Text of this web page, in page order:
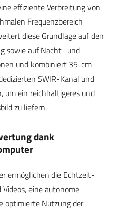
effiziente Verbreitung von
Frequenzbereich
diese Grundlage auf den
sowie auf Nacht- und
und kombiniert 35-cm-
SWIR-Kanal und
um ein reichhaltigeres und
zu liefern.
dank
ermöglichen die Echtzeit-
eine autonome
optimierte Nutzung der